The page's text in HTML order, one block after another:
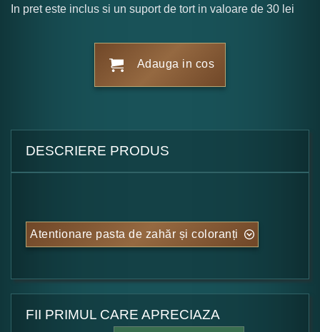
In pret este inclus si un suport de tort in valoare de 30 lei
Adauga in cos
DESCRIERE PRODUS
Atentionare pasta de zahăr și coloranți
FII PRIMUL CARE APRECIAZA